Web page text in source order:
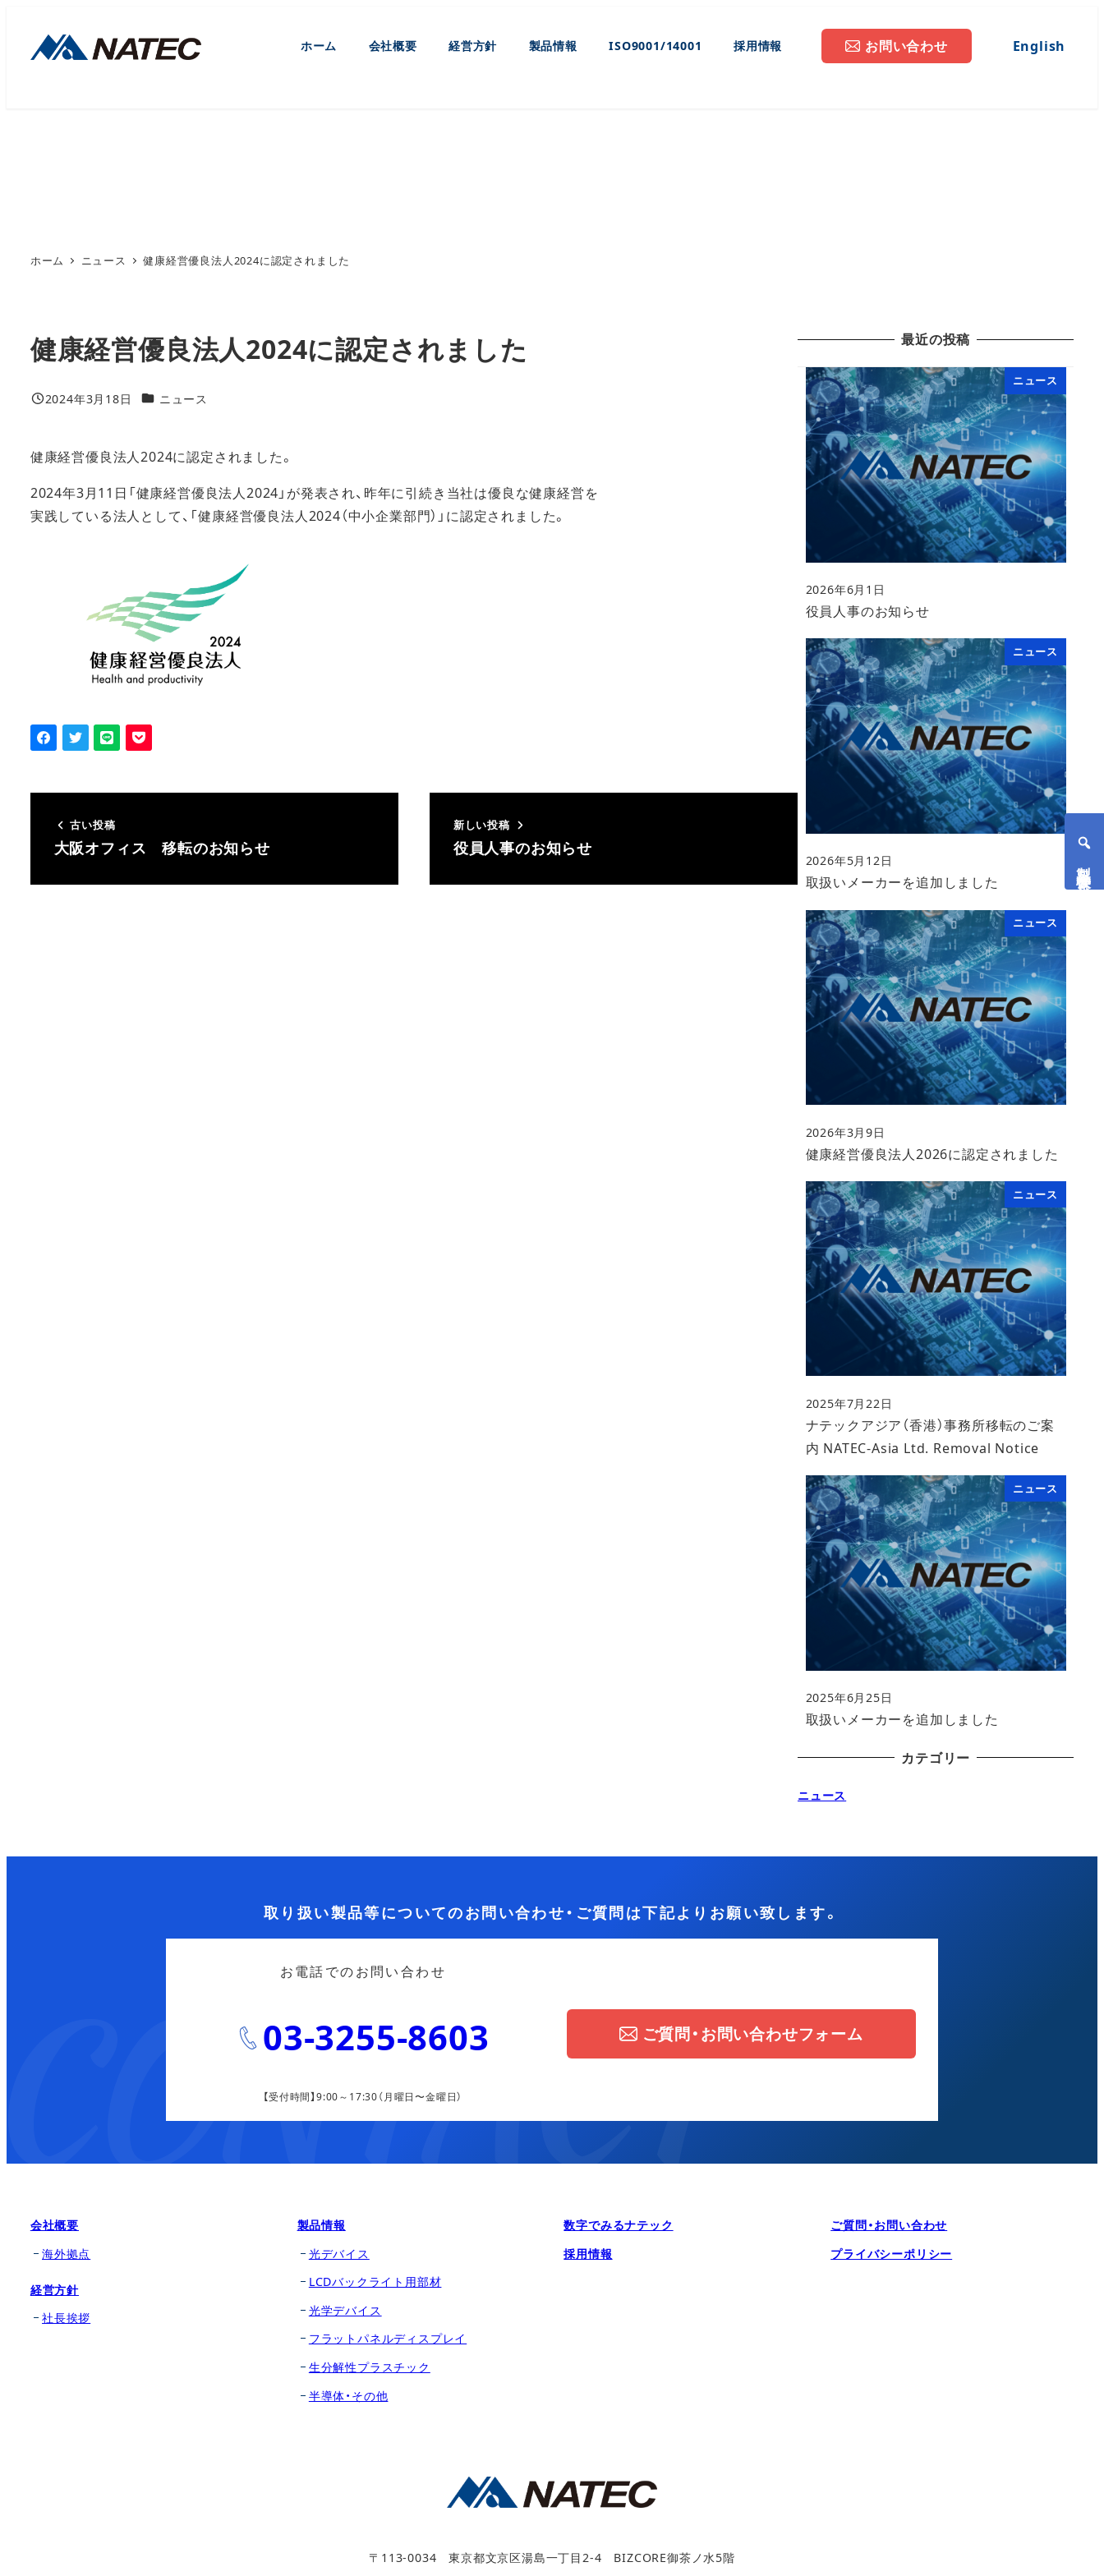
ホーム 会社概要 経営方針 製品情報 ISO9001/14001 採用情報 お問い合わせ English
ホーム ニュース 健康経営優良法人2024に認定されました
健康経営優良法人2024に認定されました
投稿日
2024年3月18日 カテゴリー
ニュース
健康経営優良法人2024に認定されました。
2024年3月11日「健康経営優良法人2024」が発表され、昨年に引続き当社は優良な健康経営を
実践している法人として、「健康経営優良法人2024（中小企業部門）」に認定されました。
古い投稿
大阪オフィス 移転のお知らせ
新しい投稿
役員人事のお知らせ
最近の投稿
ニュース
役員人事のお知らせ
投稿日
2026年6月1日
ニュース
取扱いメーカーを追加しました
投稿日
2026年5月12日
ニュース
健康経営優良法人2026に認定されました
投稿日
2026年3月9日
ニュース
ナテックアジア（香港）事務所移転のご案
内 NATEC-Asia Ltd. Removal Notice
投稿日
2025年7月22日
ニュース
取扱いメーカーを追加しました
投稿日
2025年6月25日
カテゴリー
ニュース
取り扱い製品等についてのお問い合わせ・ご質問は下記よりお願い致します。
お電話でのお問い合わせ
03-3255-8603
【受付時間】9:00～17:30（月曜日〜金曜日）
ご質問・お問い合わせフォーム
会社概要
海外拠点
経営方針
社長挨拶
製品情報
光デバイス
LCDバックライト用部材
光学デバイス
フラットパネルディスプレイ
生分解性プラスチック
半導体・その他
数字でみるナテック
採用情報
ご質問・お問い合わせ
プライバシーポリシー
〒113-0034東京都文京区湯島一丁目2-4 BIZCORE御茶ノ水5階